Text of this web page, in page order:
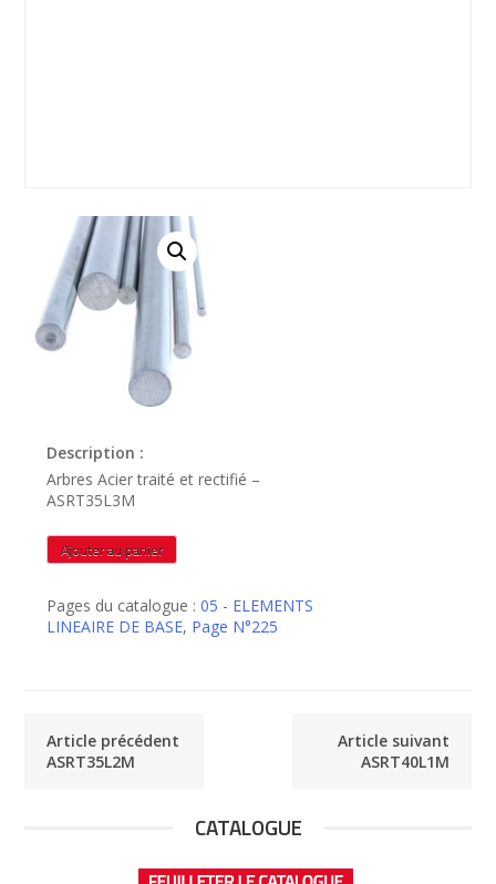
Description :
Arbres Acier traité et rectifié –
ASRT35L3M
quantité
de
Ajouter au panier
Pages du catalogue :05 - ELEMENTS
LINEAIRE DE BASE, Page N°225
Article précédent
ASRT35L2M
Article suivant
ASRT40L1M
CATALOGUE